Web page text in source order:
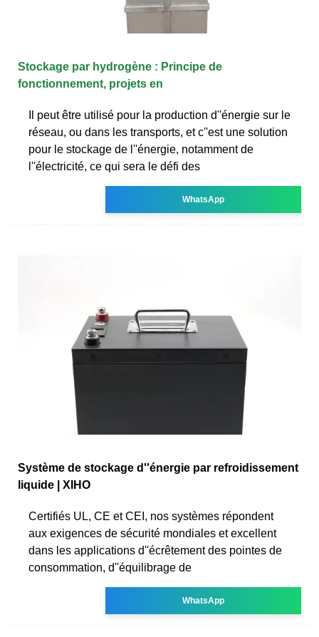
Stockage par hydrogène : Principe de
fonctionnement, projets en
Il peut être utilisé pour la production d''énergie sur le
réseau, ou dans les transports, et c''est une solution
pour le stockage de l''énergie, notamment de
l''électricité, ce qui sera le défi des
WhatsApp
Système de stockage d''énergie par refroidissement
liquide | XIHO
Certifiés UL, CE et CEI, nos systèmes répondent
aux exigences de sécurité mondiales et excellent
dans les applications d''écrêtement des pointes de
consommation, d''équilibrage de
WhatsApp